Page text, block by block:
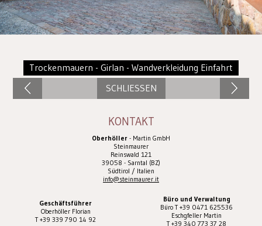
Trockenmauern - Girlan - Wandverkleidung Einfahrt
SCHLIESSEN
KONTAKT
Oberhöller - Martin GmbH
Steinmaurer
Reinswald 121
39058 - Sarntal (BZ)
Südtirol / Italien
info@steinmaurer.it
Geschäftsführer
Oberhöller Florian
T +39 339 790 14 92
Büro und Verwaltung
Büro T +39 0471 625536
Eschgfeller Martin
T +39 340 773 37 28